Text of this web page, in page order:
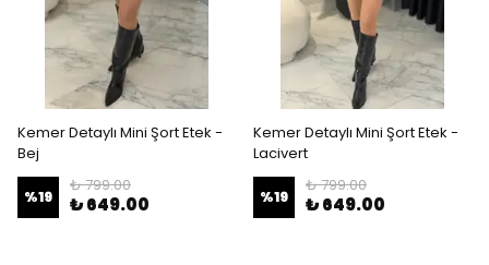
Kemer Detaylı Mini Şort Etek -
Bej
%19
₺ 799.00
₺ 649.00
Kemer Detaylı Mini Şort Etek -
Lacivert
%19
₺ 799.00
₺ 649.00